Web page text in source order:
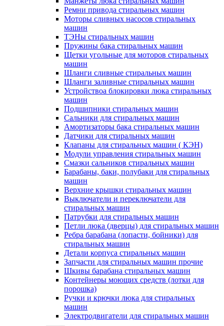
Ремни привода стиральных машин
Моторы сливных насосов стиральных
машин
ТЭНы стиральных машин
Пружины бака стиральных машин
Щетки угольные для моторов стиральных
машин
Шланги сливные стиральных машин
Шланги заливные стиральных машин
Устройствоа блокировки люка стиральных
машин
Подшипники стиральных машин
Сальники для стиральных машин
Амортизаторы бака стиральных машин
Датчики для стиральных машин
Клапаны для стиральных машин ( КЭН)
Модули управления стиральных машин
Смазки сальников стиральных машин
Барабаны, баки, полубаки для стиральных
машин
Верхние крышки стиральных машин
Выключатели и переключатели для
стиральных машин
Патрубки для стиральных машин
Петли люка (дверцы) для стиральных машин
Ребра барабана (лопасти, бойники) для
стиральных машин
Детали корпуса стиральных машин
Запчасти для стиральных машин прочие
Шкивы барабана стиральных машин
Контейнеры моющих средств (лотки для
порошка)
Ручки и крючки люка для стиральных
машин
Электродвигатели для стиральных машин